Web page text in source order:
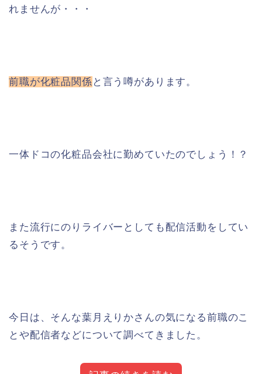
れませんが・・・
前職が化粧品関係 と言う噂があります。
一体ドコの化粧品会社に勤めていたのでしょう！？
また流行にのりライバーとしても配信活動をしてい
るそうです。
今日は、そんな葉月えりかさんの気になる前職のこ
とや配信者などについて調べてきました。